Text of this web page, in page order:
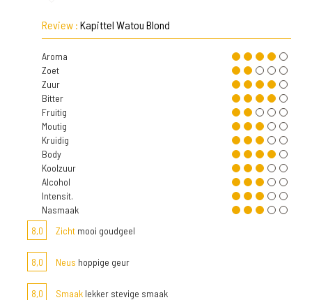
Review : Kapittel Watou Blond
Aroma
Zoet
Zuur
Bitter
Fruitig
Moutig
Kruidig
Body
Koolzuur
Alcohol
Intensit.
Nasmaak
8,0
Zicht mooi goudgeel
8,0 Neus hoppige geur
8,0 Smaak lekker stevige smaak